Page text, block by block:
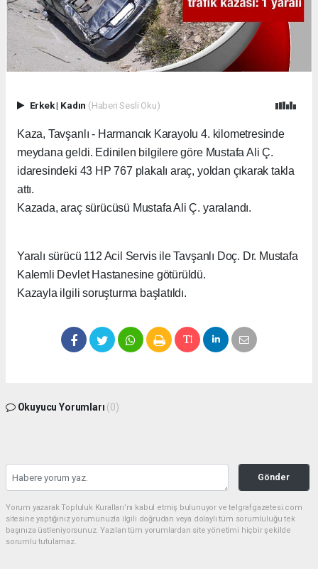
Erkek| Kadın (Haberi Sesli Oku)
Kaza, Tavşanlı - Harmancık Karayolu 4. kilometresinde
meydana geldi. Edinilen bilgilere göre Mustafa Ali Ç.
idaresindeki 43 HP 767 plakalı araç, yoldan çıkarak takla
attı.
Kazada, araç sürücüsü Mustafa Ali Ç. yaralandı.
Yaralı sürücü 112 Acil Servis ile Tavşanlı Doç. Dr. Mustafa
Kalemli Devlet Hastanesine götürüldü.
Kazayla ilgili soruşturma başlatıldı.
Okuyucu Yorumları (0)
Gönder
Yorum yazarak Topluluk Kuralları’nı kabul etmiş bulunuyor ve telgrafgazetesi.com
sitesine yaptığınız yorumunuzla ilgili doğrudan veya dolaylı tüm sorumluluğu tek
başınıza üstleniyorsunuz. Yazılan tüm yorumlardan site yönetimi hiçbir şekilde
sorumlu tutulamaz.